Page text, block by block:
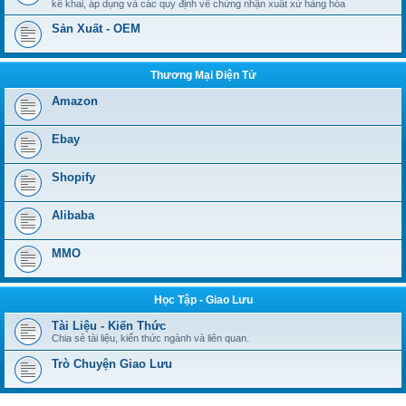
kê khai, áp dụng và các quy định về chứng nhận xuất xứ hàng hóa
Sản Xuất - OEM
Thương Mại Điện Tử
Amazon
Ebay
Shopify
Alibaba
MMO
Học Tập - Giao Lưu
Tài Liệu - Kiến Thức
Chia sẻ tài liệu, kiến thức ngành và liên quan.
Trò Chuyện Giao Lưu